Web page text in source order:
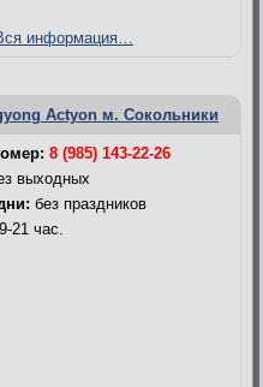
информация…
Actyon м. Сокольники
8 (985) 143-22-26
выходных
без праздников
9-21 час.